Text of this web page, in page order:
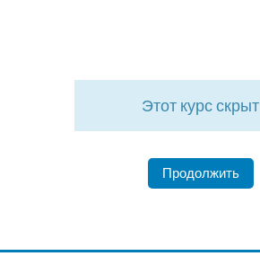
Этот курс скрыт
Продолжить